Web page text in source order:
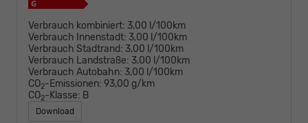
Verbrauch kombiniert: 3,00 l/100km
Verbrauch Innenstadt: 3,00 l/100km
Verbrauch Stadtrand: 3,00 l/100km
Verbrauch Landstraße: 3,00 l/100km
Verbrauch Autobahn: 3,00 l/100km
CO2-Emissionen: 93,00 g/km
CO2-Klasse: B
Download